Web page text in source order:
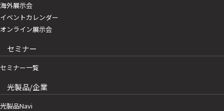
海外展示会
イベントカレンダー
オンライン展示会
セミナー
セミナー一覧
光製品/企業
光製品Navi